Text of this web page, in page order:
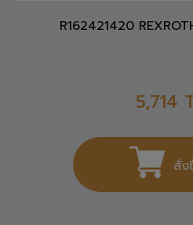
R162421420
5,714
สั่ง